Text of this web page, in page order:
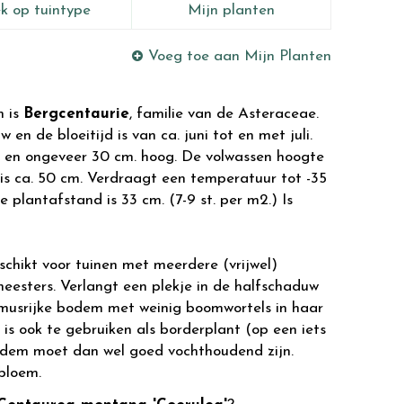
op tuintype Mijn planten
Voeg toe aan Mijn Planten
is Bergcentaurie, familie van de Asteraceae.
en de bloeitijd is van ca. juni tot en met juli.
ongeveer 30 cm. hoog. De volwassen hoogte
is ca. 50 cm. Verdraagt een temperatuur tot -35
plantafstand is 33 cm. (7-9 st. per m2.) Is
voor tuinen met meerdere (vrijwel)
Verlangt een plekje in de halfschaduw
bodem met weinig boomwortels in haar
ook te gebruiken als borderplant (op een iets
moet dan wel goed vochthoudend zijn.